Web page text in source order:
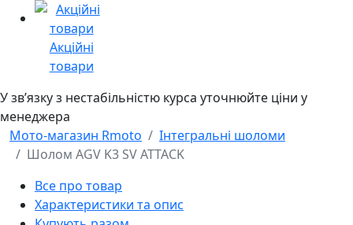
Акційні
товари
У звʼязку з нестабільністю курса уточнюйте ціни у
менеджера
Мото-магазин Rmoto
Інтегральні шоломи
Шолом AGV K3 SV ATTACK
Все про товар
Характеристики та опис